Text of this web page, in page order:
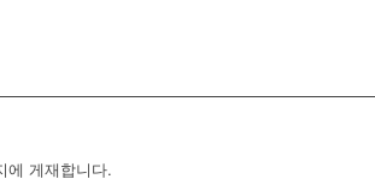
에 게재합니다.